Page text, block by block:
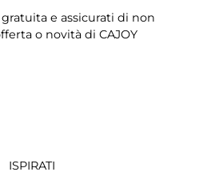
e assicurati di non
o novità di CAJOY
ISPIRATI